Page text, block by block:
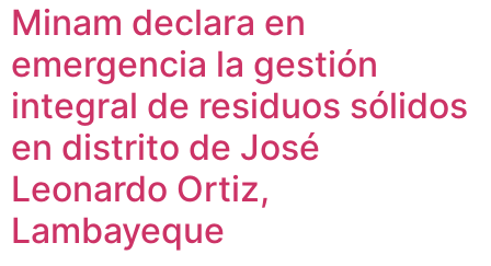
Minam declara en
emergencia la gestión
integral de residuos sólidos
en distrito de José
Leonardo Ortiz,
Lambayeque